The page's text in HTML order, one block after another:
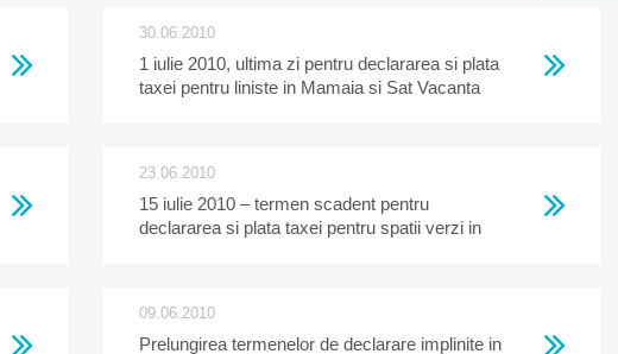
30.06.2010
1 iulie 2010, ultima zi pentru declararea si plata
taxei pentru liniste in Mamaia si Sat Vacanta
23.06.2010
15 iulie 2010 – termen scadent pentru
declararea si plata taxei pentru spatii verzi in
09.06.2010
Prelungirea termenelor de declarare implinite in